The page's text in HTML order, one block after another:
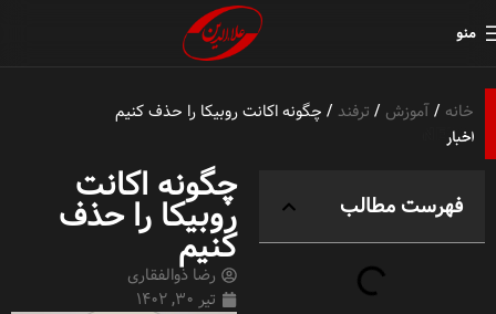
منو
خانه آموزش ترفند چگونه اکانت روبیکا را حذف کنیم
فهرست مطالب چگونه اکانت
روبیکا را حذف
کنیم
رضا ذوالفقاری
تیر 30, 1402